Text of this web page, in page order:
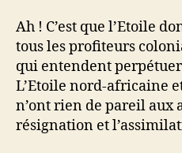
Ah ! C’est que l’Etoile
tous les profiteurs
qui entendent perpétuer
L’Etoile nord-africaine
n’ont rien de pareil aux
résignation et